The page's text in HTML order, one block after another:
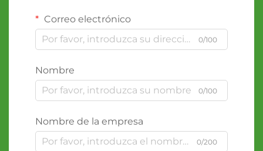
Correo electrónico
0/100
Nombre
0/100
Nombre de la empresa
0/200